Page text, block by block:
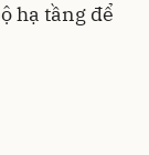
hạ tầng để